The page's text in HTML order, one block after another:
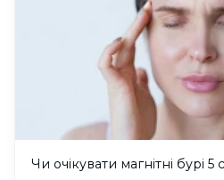
Чи очікувати магнітні бурі